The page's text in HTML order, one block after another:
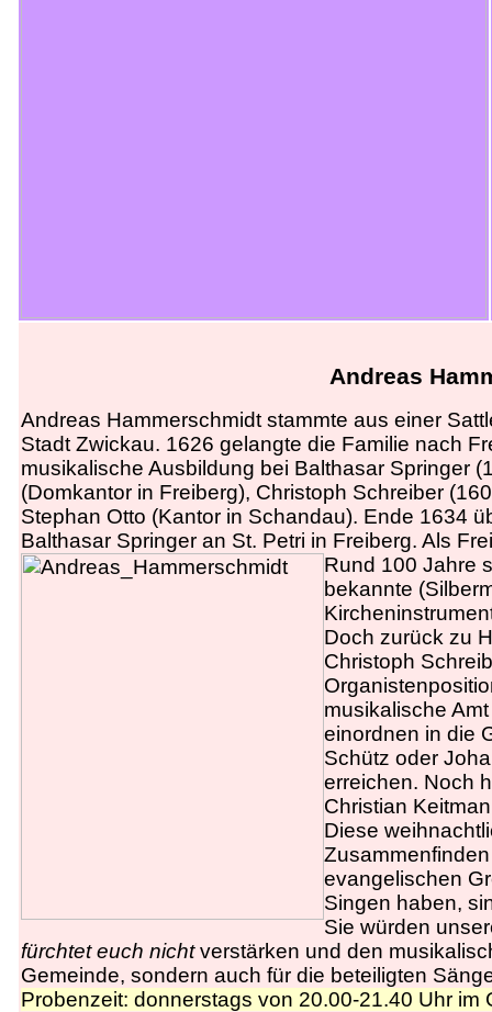
Andreas
Andreas Hammerschmidt stammte aus einer
Stadt Zwickau. 1626 gelangte die Familie nach
musikalische Ausbildung bei Balthasar Springer
(Domkantor in Freiberg), Christoph Schreiber
Stephan Otto (Kantor in Schandau). Ende 1634
Balthasar Springer an St. Petri in Freiberg. Als
Rund 100 Jahre
bekannte
Doch zurück zu
Christoph
musikalische
einordnen in die
Schütz oder
erreichen. Noch
Christian
Diese
evangelischen
Singen haben,
Sie würden
fürchtet euch nichtverstärken und den
Gemeinde, sondern auch für die beteiligten
Probenzeit: donnerstags von 20.00-21.40 Uhr im